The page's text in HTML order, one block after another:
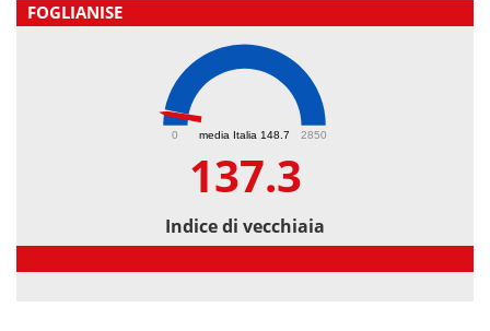
FOGLIANISE
media Italia 148.7
0 2850
137.3
Indice di vecchiaia